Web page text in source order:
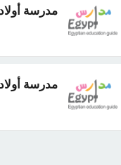
مدرسة أولاد
مدرسة أولاد